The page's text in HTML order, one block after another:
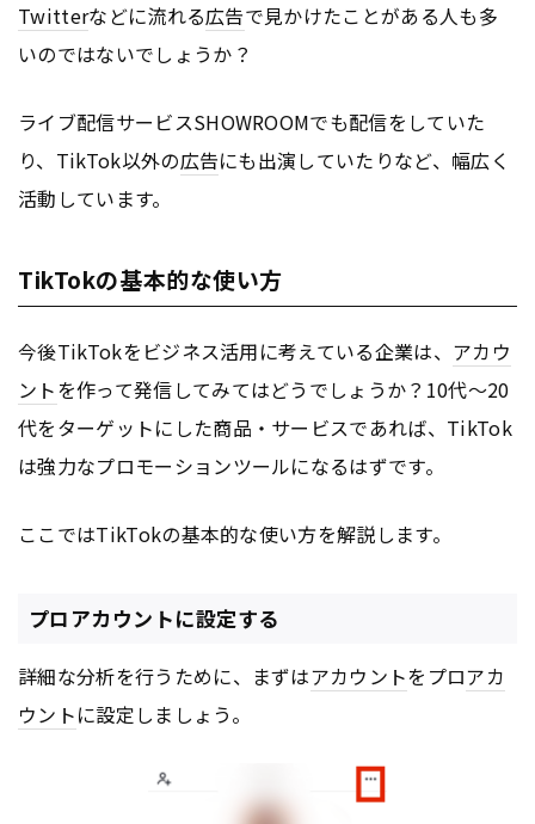
Twitterなどに流れる広告で見かけたことがある人も多
いのではないでしょうか？
ライブ配信サービスSHOWROOMでも配信をしていた
り、TikTok以外の広告にも出演していたりなど、幅広く
活動しています。
TikTokの基本的な使い方
今後TikTokをビジネス活用に考えている企業は、 アカウ
ントを作って発信してみてはどうでしょうか？10代〜20
代をターゲットにした商品・サービスであれば、TikTok
は強力なプロモーションツールになるはずです。
ここではTikTokの基本的な使い方を解説します。
プロアカウントに設定する
詳細な分析を行うために、まずはアカウントをプロアカ
ウントに設定しましょう。